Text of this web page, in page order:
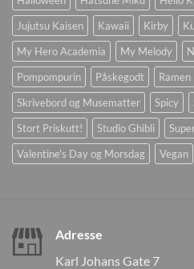
Jujutsu Kaisen
Kawaii Kirby
My Hero Academia
My Melody
Pompompurin
Påskegodt Ramen
Skrivebord og Musematter
Spicy
Stort Priskutt!
Studio Ghibli
Valentine's Day og Morsdag
Vegan
Adresse
Karl Johans Gate 7